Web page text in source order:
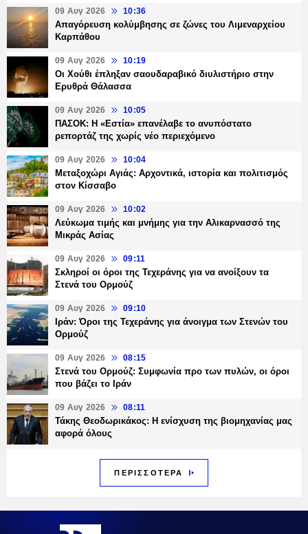
09 Αυγ 2026 10:36
Απαγόρευση κολύμβησης σε ζώνες του Λιμεναρχείου
Καρπάθου
09 Αυγ 2026 10:19
Οι Χούθι έπληξαν σαουδαραβικό διυλιστήριο στην
Ερυθρά Θάλασσα
09 Αυγ 2026 10:05
ΠΑΣΟΚ: Η «Εστία» επανέλαβε το ανυπόστατο
ρεπορτάζ της χωρίς νέο περιεχόμενο
09 Αυγ 2026 10:04
Μεταξοχώρι Αγιάς: Αρχοντικά, ιστορία και πολιτισμός
στον Κίσσαβο
09 Αυγ 2026 10:02
Λεύκωμα τιμής και μνήμης για την Αλικαρνασσό της
Μικράς Ασίας
09 Αυγ 2026 09:11
Σκληροί οι όροι της Τεχεράνης για να ανοίξουν τα
Στενά του Ορμούζ
09 Αυγ 2026 09:10
Ιράν: Όροι της Τεχεράνης για άνοιγμα των Στενών του
Ορμούζ
09 Αυγ 2026 08:15
Στενά του Ορμούζ: Συμφωνία προ των πυλών, οι όροι
που βάζει το Ιράν
09 Αυγ 2026 08:11
Τάκης Θεοδωρικάκος: Η ενίσχυση της βιομηχανίας μας
αφορά όλους
ΠΕΡΙΣΣΟΤΕΡΑ